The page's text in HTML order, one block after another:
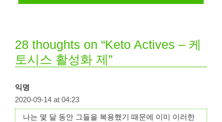
28 thoughts on “Keto Actives – 케
토시스 활성화 제”
익명
2020-09-14 at 04:23
나는 몇 달 동안 그들을 복용했기 때문에 이미 이러한